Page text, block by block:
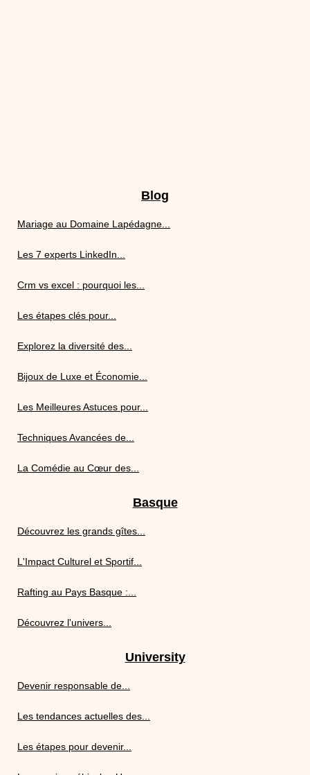
Blog
Mariage au Domaine Lapédagne...
Les 7 experts LinkedIn...
Crm vs excel : pourquoi les...
Les étapes clés pour...
Explorez la diversité des...
Bijoux de Luxe et Économie...
Les Meilleures Astuces pour...
Techniques Avancées de...
La Comédie au Cœur des...
Basque
Découvrez les grands gîtes...
L'Impact Culturel et Sportif...
Rafting au Pays Basque :...
Découvrez l'univers...
University
Devenir responsable de...
Les tendances actuelles des...
Les étapes pour devenir...